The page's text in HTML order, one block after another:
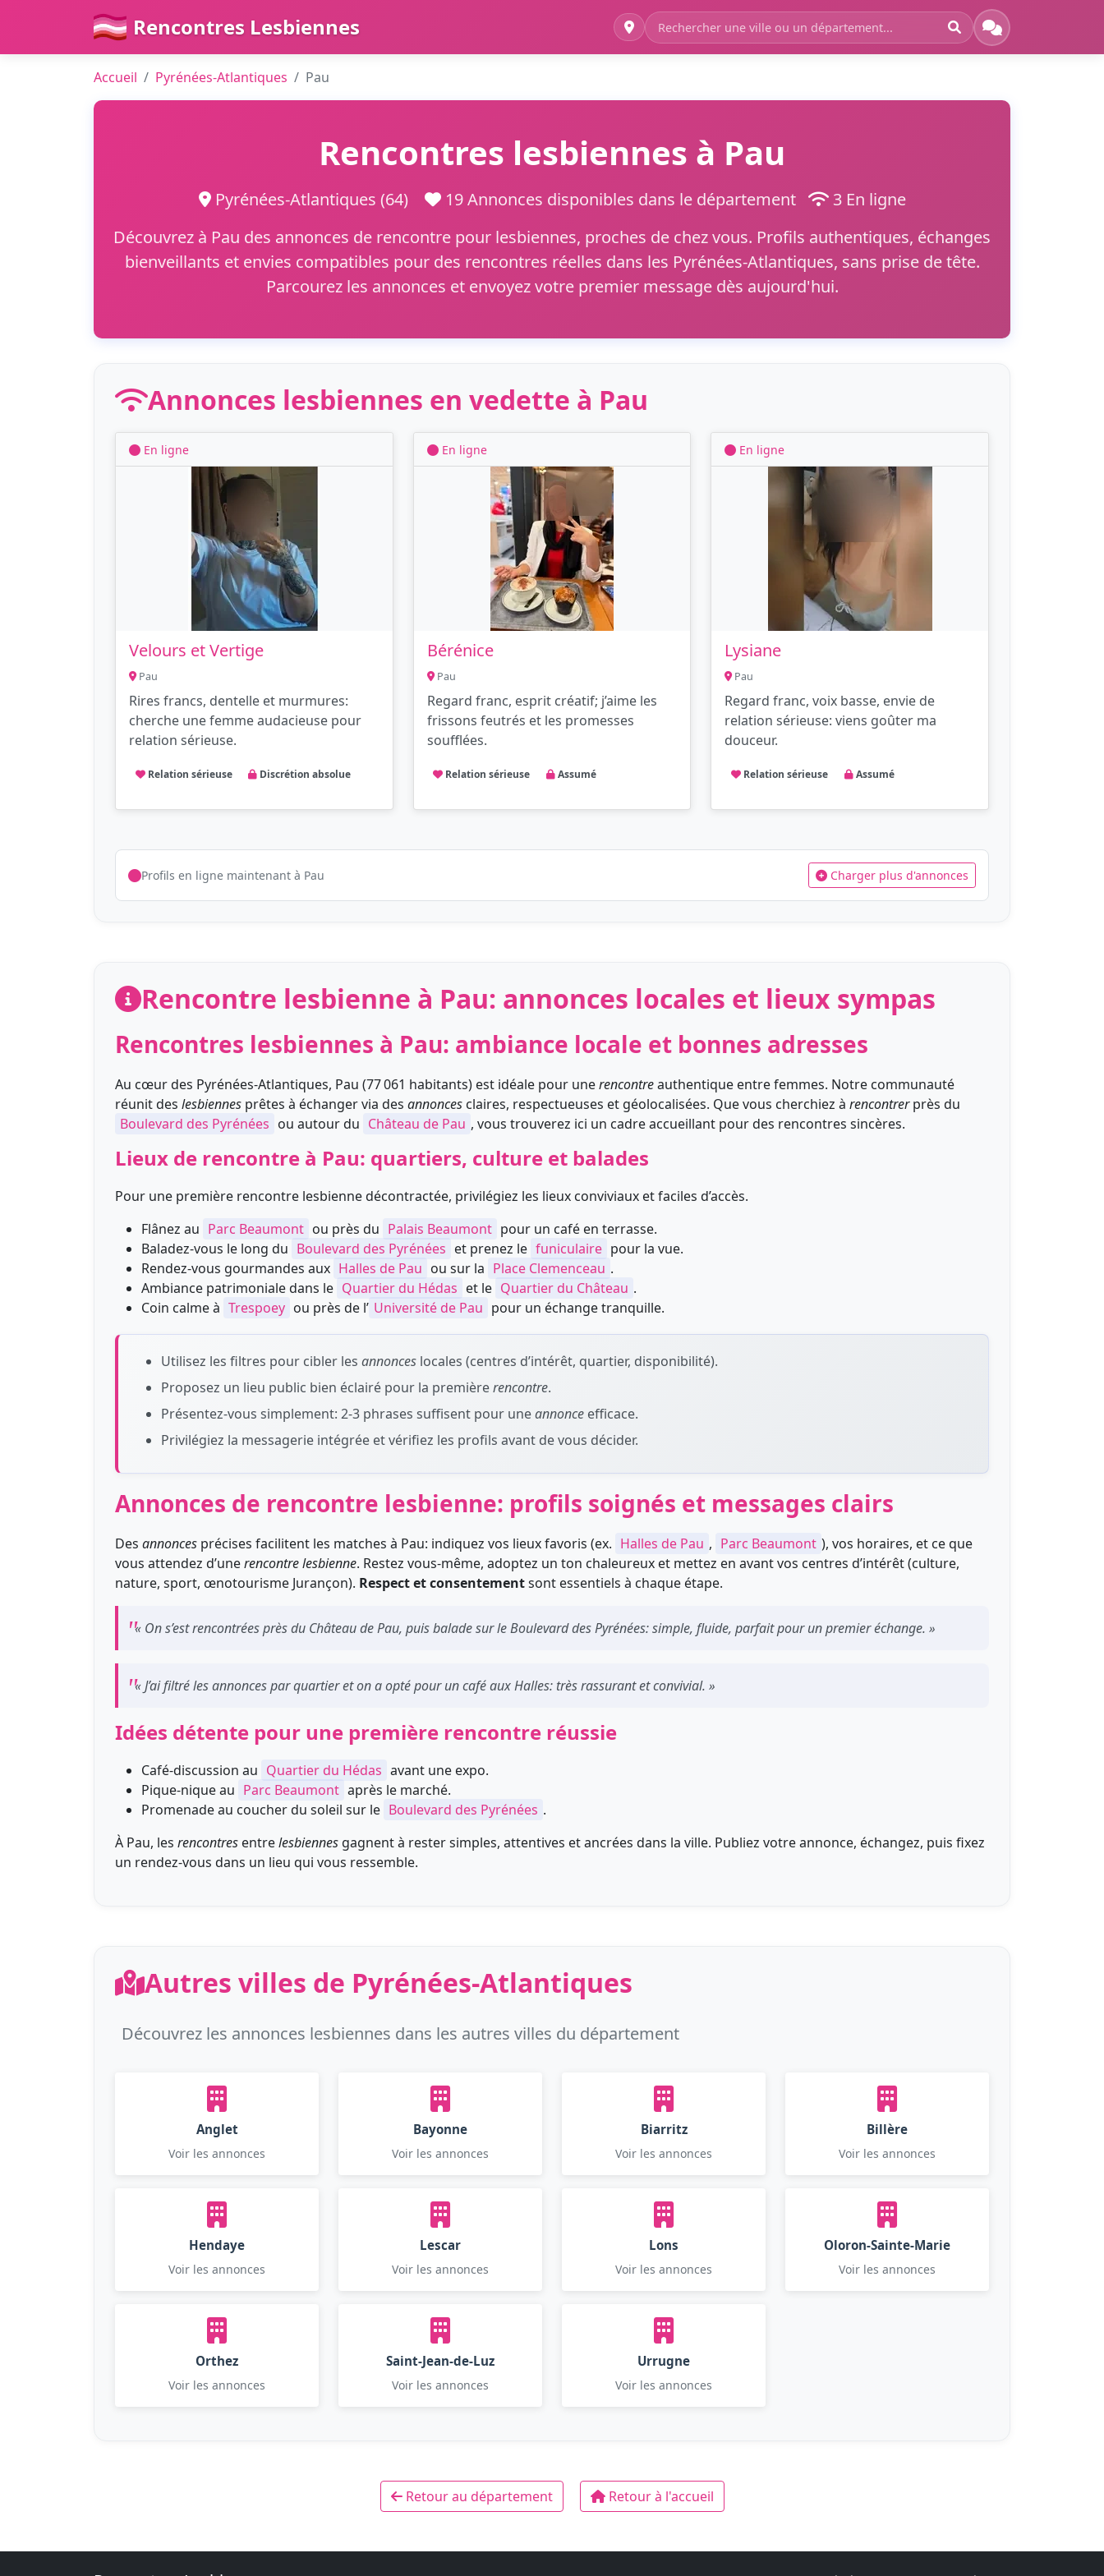
Rencontres Lesbiennes
Accueil Pyrénées-Atlantiques Pau
Rencontres lesbiennes à Pau
Pyrénées-Atlantiques (64) 19 Annonces disponibles dans le département
3 En ligne
Découvrez à Pau des annonces de rencontre pour lesbiennes, proches de chez vous. Profils authentiques, échanges
bienveillants et envies compatibles pour des rencontres réelles dans les Pyrénées-Atlantiques, sans prise de tête.
Parcourez les annonces et envoyez votre premier message dès aujourd'hui.
Annonces lesbiennes en vedette à Pau
En ligne
Velours et Vertige
Pau
Rires francs, dentelle et murmures:
cherche une femme audacieuse pour
relation sérieuse.
Relation sérieuse Discrétion absolue
En ligne
Bérénice
Pau
Regard franc, esprit créatif; j’aime les
frissons feutrés et les promesses
soufflées.
Relation sérieuse Assumé
En ligne
Lysiane
Pau
Regard franc, voix basse, envie de
relation sérieuse: viens goûter ma
douceur.
Relation sérieuse Assumé
Profils en ligne maintenant à Pau Charger plus d'annonces
Rencontre lesbienne à Pau: annonces locales et lieux sympas
Rencontres lesbiennes à Pau: ambiance locale et bonnes adresses
Au cœur des Pyrénées-Atlantiques, Pau (77 061 habitants) est idéale pour unerencontreauthentique entre femmes. Notre communauté
réunit des lesbiennes prêtes à échanger via des annonces claires, respectueuses et géolocalisées. Que vous cherchiez à rencontrerprès du
Boulevard des Pyrénées ou autour du Château de Pau , vous trouverez ici un cadre accueillant pour des rencontres sincères.
Lieux de rencontre à Pau: quartiers, culture et balades
Pour une première rencontre lesbienne décontractée, privilégiez les lieux conviviaux et faciles d’accès.
Flânez au Parc Beaumont ou près du Palais Beaumont pour un café en terrasse.
Baladez-vous le long du Boulevard des Pyrénées et prenez le funiculaire pour la vue.
Rendez-vous gourmandes aux Halles de Pau ou sur la Place Clemenceau .
Ambiance patrimoniale dans le Quartier du Hédas et le Quartier du Château .
Coin calme à Trespoey ou près de l’ Université de Pau pour un échange tranquille.
Utilisez les filtres pour cibler les annonces locales (centres d’intérêt, quartier, disponibilité).
Proposez un lieu public bien éclairé pour la premièrerencontre.
Présentez-vous simplement: 2-3 phrases suffisent pour uneannonce efficace.
Privilégiez la messagerie intégrée et vérifiez les profils avant de vous décider.
Annonces de rencontre lesbienne: profils soignés et messages clairs
Des annonces précises facilitent les matches à Pau: indiquez vos lieux favoris (ex. Halles de Pau , Parc Beaumont ), vos horaires, et ce que
vous attendez d’unerencontre lesbienne. Restez vous-même, adoptez un ton chaleureux et mettez en avant vos centres d’intérêt (culture,
nature, sport, œnotourisme Jurançon). Respect et consentementsont essentiels à chaque étape.
« On s’est rencontrées près du Château de Pau, puis balade sur le Boulevard des Pyrénées: simple, fluide, parfait pour un premier échange. »
« J’ai filtré les annonces par quartier et on a opté pour un café aux Halles: très rassurant et convivial. »
Idées détente pour une première rencontre réussie
Café-discussion au Quartier du Hédas avant une expo.
Pique-nique au Parc Beaumont après le marché.
Promenade au coucher du soleil sur le Boulevard des Pyrénées .
À Pau, les rencontres entrelesbiennes gagnent à rester simples, attentives et ancrées dans la ville. Publiez votre annonce, échangez, puis fixez
un rendez-vous dans un lieu qui vous ressemble.
Autres villes de Pyrénées-Atlantiques
Découvrez les annonces lesbiennes dans les autres villes du département
Anglet
Voir les annonces
Bayonne
Voir les annonces
Biarritz
Voir les annonces
Billère
Voir les annonces
Hendaye
Voir les annonces
Lescar
Voir les annonces
Lons
Voir les annonces
Oloron-Sainte-Marie
Voir les annonces
Orthez
Voir les annonces
Saint-Jean-de-Luz
Voir les annonces
Urrugne
Voir les annonces
Retour au département Retour à l'accueil